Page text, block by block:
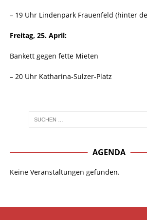
– 19 Uhr Lindenpark Frauenfeld (hinter
Freitag, 25. April:
Bankett gegen fette Mieten
– 20 Uhr Katharina-Sulzer-Platz
AGENDA
Keine Veranstaltungen gefunden.